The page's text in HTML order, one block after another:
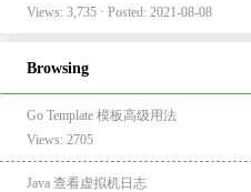
Views: 3,735 · Posted: 2021-08-08
Browsing
Go Template 模板高级用法
Views: 2705
Java 查看虚拟机日志